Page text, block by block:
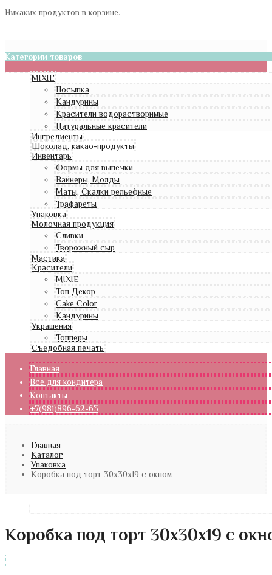
Никаких продуктов в корзине.
Категории товаров
MIXIE
Посыпка
Кандурины
Красители водорастворимые
Натуральные красители
Ингредиенты
Шоколад, какао-продукты
Инвентарь
Формы для выпечки
Вайнеры, Молды
Маты, Скалки рельефные
Трафареты
Упаковка
Молочная продукция
Сливки
Творожный сыр
Мастика
Красители
MIXIE
Топ Декор
Cake Color
Кандурины
Украшения
Топперы
Съедобная печать
Главная
Все для кондитера
Контакты
+7(981)896-62-63
Главная
Каталог
Упаковка
Коробка под торт 30х30х19 с окном
Коробка под торт 30х30х19 с